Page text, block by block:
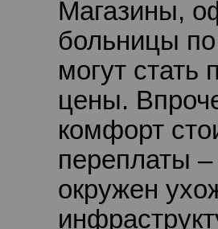
Магазины,
больницы
могут стать
цены.
комфорт
переплаты
окружен